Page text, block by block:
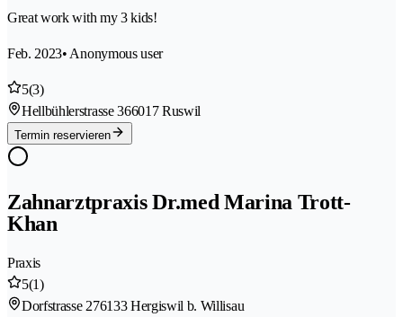
Great work with my 3 kids!
Feb. 2023• Anonymous user
5(3)
Hellbühlerstrasse 366017 Ruswil
Termin reservieren
Zahnarztpraxis Dr.med Marina Trott-
Khan
Praxis
5(1)
Dorfstrasse 276133 Hergiswil b. Willisau